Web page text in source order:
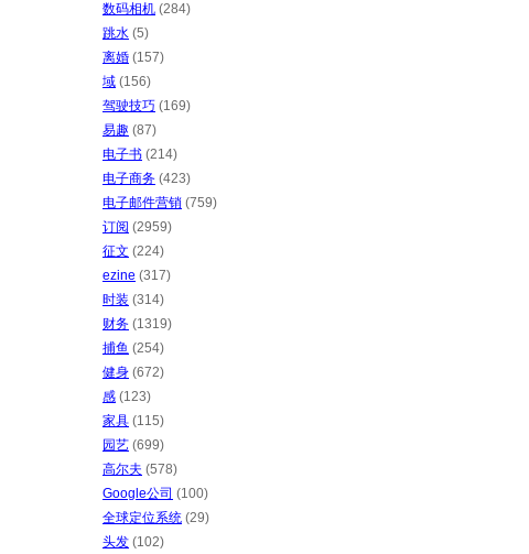
数码相机 (284)
跳水 (5)
离婚 (157)
域 (156)
驾驶技巧 (169)
易趣 (87)
电子书 (214)
电子商务 (423)
电子邮件营销 (759)
订阅 (2959)
征文 (224)
ezine (317)
时装 (314)
财务 (1319)
捕鱼 (254)
健身 (672)
感 (123)
家具 (115)
园艺 (699)
高尔夫 (578)
Google公司 (100)
全球定位系统 (29)
头发 (102)